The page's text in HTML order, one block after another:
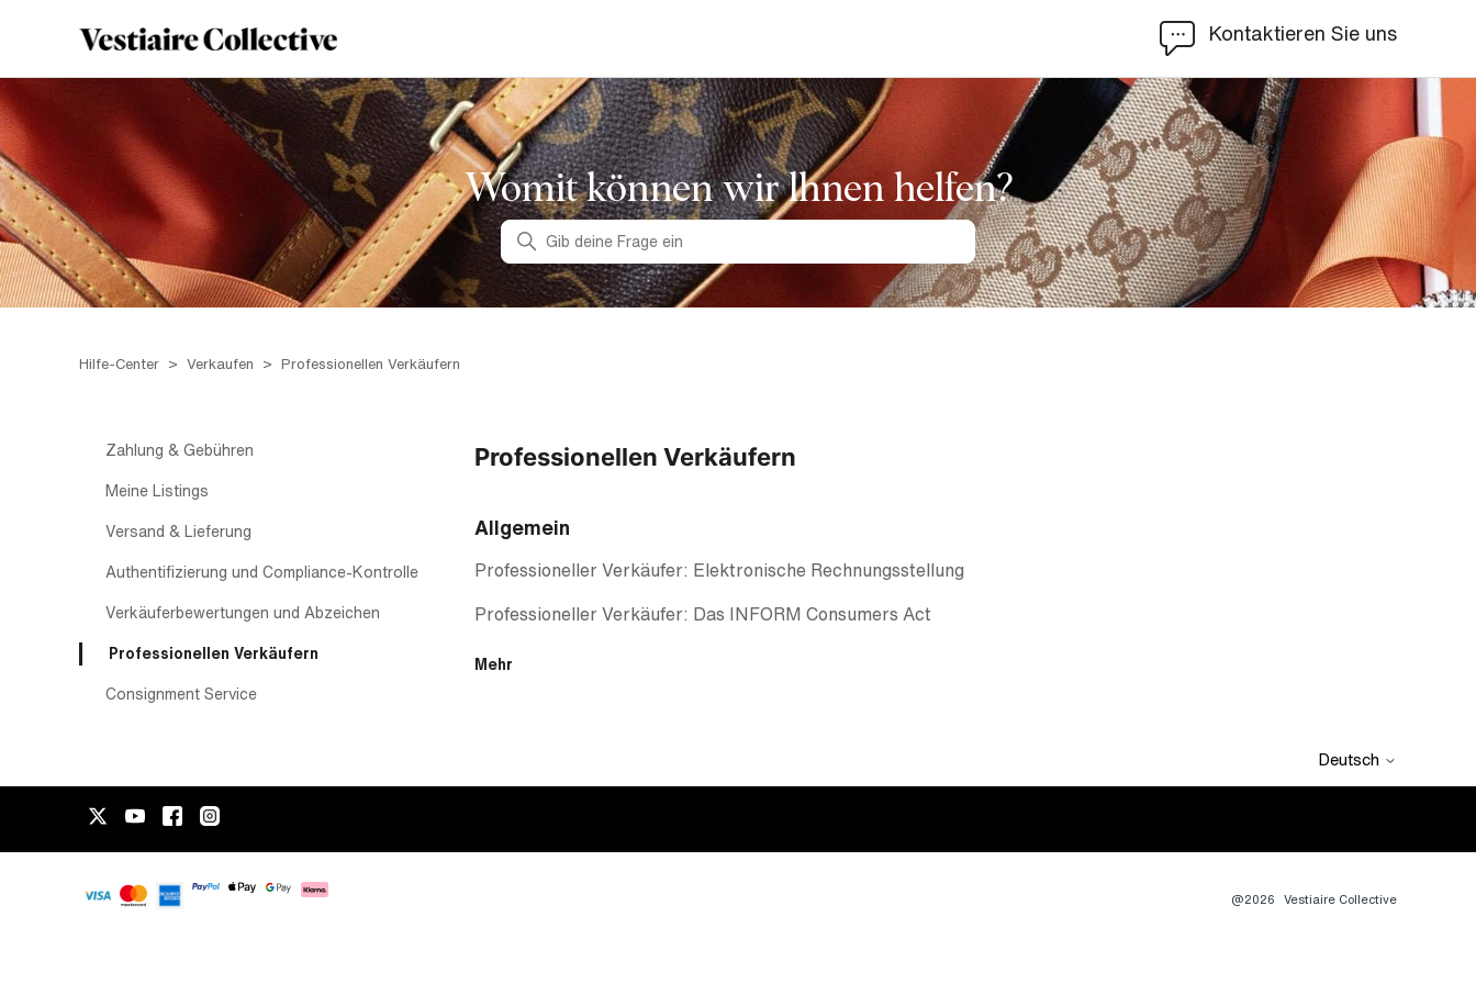
Kontaktieren Sie uns
Womit können wir lhnen helfen?
Suche
Hilfe-Center Verkaufen Professionellen Verkäufern
Zahlung & Gebühren
Meine Listings
Versand & Lieferung
Authentifizierung und Compliance-Kontrolle
Verkäuferbewertungen und Abzeichen
Professionellen Verkäufern
Consignment Service
Allgemein
Professioneller Verkäufer: Elektronische Rechnungsstellung
Professioneller Verkäufer: Das INFORM Consumers Act
Mehr
Professionellen Verkäufern
Deutsch
@2026 Vestiaire Collective